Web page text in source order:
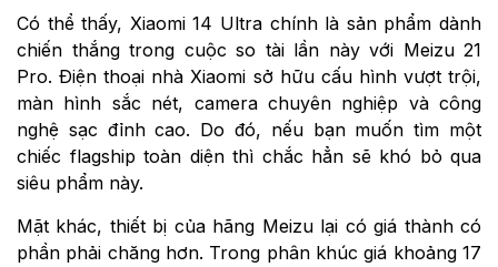
Có thể thấy, Xiaomi 14 Ultra chính là sản phẩm dành
chiến thắng trong cuộc so tài lần này với Meizu 21
Pro. Điện thoại nhà Xiaomi sở hữu cấu hình vượt trội,
màn hình sắc nét, camera chuyên nghiệp và công
nghệ sạc đỉnh cao. Do đó, nếu bạn muốn tìm một
chiếc flagship toàn diện thì chắc hẳn sẽ khó bỏ qua
siêu phẩm này.
Mặt khác, thiết bị của hãng Meizu lại có giá thành có
phần phải chăng hơn. Trong phân khúc giá khoảng 17